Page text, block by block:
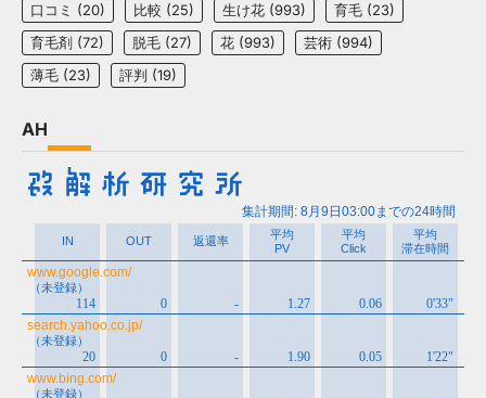
口コミ (20) 比較 (25) 生け花 (993) 育毛 (23)
育毛剤 (72) 脱毛 (27) 花 (993) 芸術 (994)
薄毛 (23) 評判 (19)
AH